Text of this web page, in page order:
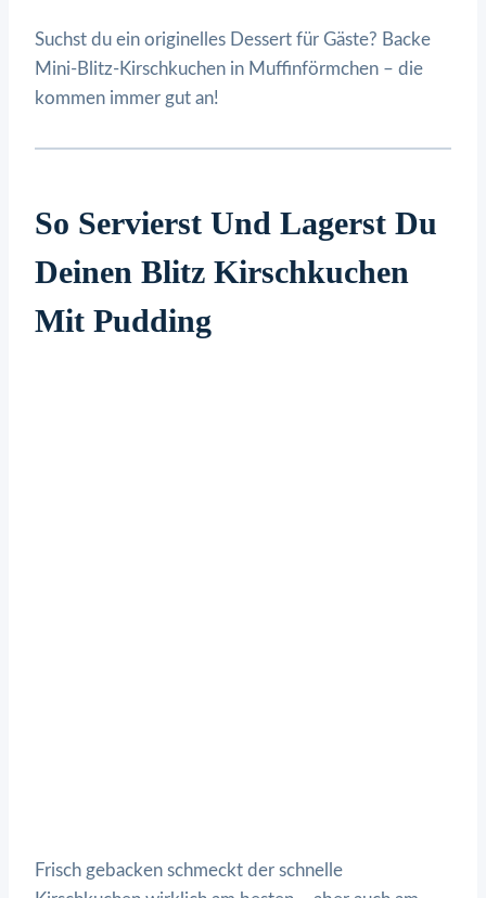
Suchst du ein originelles Dessert für Gäste? Backe
Mini-Blitz-Kirschkuchen in Muffinförmchen – die
kommen immer gut an!
So Servierst Und Lagerst Du
Deinen Blitz Kirschkuchen
Mit Pudding
Frisch gebacken schmeckt der schnelle